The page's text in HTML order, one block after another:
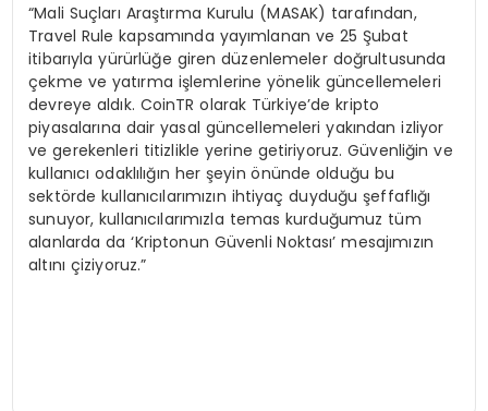
“Mali Suçları Araştırma Kurulu (MASAK) tarafından,
Travel Rule kapsamında yayımlanan ve 25 Şubat
itibarıyla yürürlüğe giren düzenlemeler doğrultusunda
çekme ve yatırma işlemlerine yönelik güncellemeleri
devreye aldık. CoinTR olarak Türkiye’de kripto
piyasalarına dair yasal güncellemeleri yakından izliyor
ve gerekenleri titizlikle yerine getiriyoruz. Güvenliğin ve
kullanıcı odaklılığın her şeyin önünde olduğu bu
sektörde kullanıcılarımızın ihtiyaç duyduğu şeffaflığı
sunuyor, kullanıcılarımızla temas kurduğumuz tüm
alanlarda da ‘Kriptonun Güvenli Noktası’ mesajımızın
altını çiziyoruz.”